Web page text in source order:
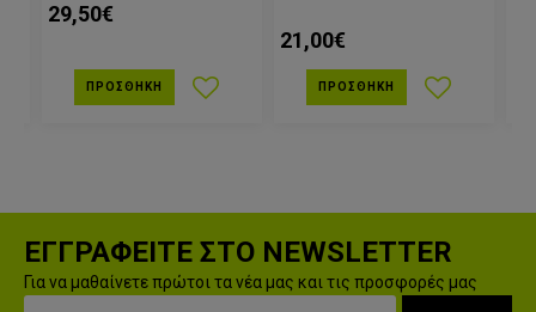
29,50€
ΠΡΟΣΘΉΚΗ
21,00€
ΠΡΟΣΘΉΚΗ
ΕΓΓΡΑΦΕΙΤΕ ΣΤΟ NEWSLETTER
Για να μαθαίνετε πρώτοι τα νέα μας και τις προσφορές μας